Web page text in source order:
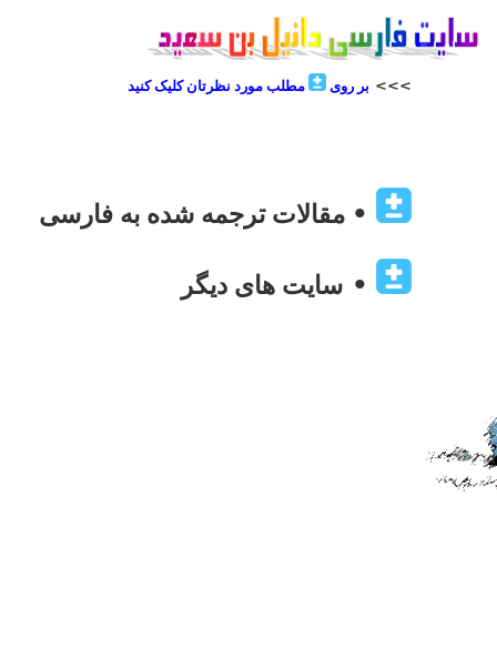
بر روی مطلب مورد نظرتان کلیک کنید <<<
•
سایت های دیگر •